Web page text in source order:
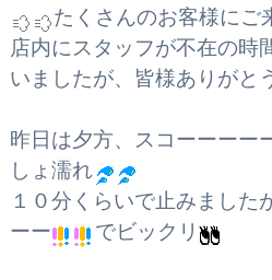
たくさんのお客様にご
店内にスタッフが不在の時
いましたが、皆様ありがと
昨日は夕方、スコーーーー
しょ濡れ
１０分くらいで止みました
ーー
でビックリ